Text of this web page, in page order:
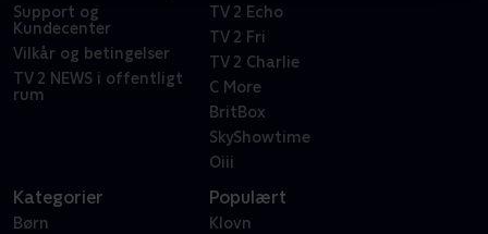
Support og
Kundecenter
Vilkår og betingelser
TV 2 NEWS i offentligt
rum
TV 2 Echo
TV 2 Fri
TV 2 Charlie
C More
BritBox
SkyShowtime
Oiii
Kategorier
Børn
Populært
Klovn